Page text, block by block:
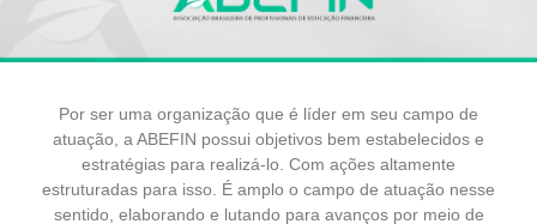
Por ser uma organização que é líder em seu campo de
atuação, a ABEFIN possui objetivos bem estabelecidos e
estratégias para realizá-lo. Com ações altamente
estruturadas para isso. É amplo o campo de atuação nesse
sentido, elaborando e lutando para avanços por meio de